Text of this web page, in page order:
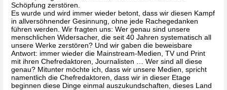
Schöpfung zerstören.
Es wurde und wird immer wieder betont, dass wir diesen Kampf
in allversöhnender Gesinnung, ohne jede Rachegedanken
führen werden. Wir fragten uns: Wer genau sind unsere
menschlichen Widersacher, die seit 40 Jahren systematisch all
unsere Werke zerstören? Und wir gaben die beweisbare
Antwort: immer wieder die Mainstream-Medien, TV und Print
mit ihren Chefredaktoren, Journalisten … Wer sind all diese
genau? Mitunter möchte ich, dass wir unsere Medien, spricht
namentlich die Chefredaktoren, dass wir in dieser Etage
beginnen diese Dinge einmal auszukundschaften, dieses Land